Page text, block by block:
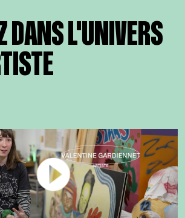
DANS L'UNIVERS